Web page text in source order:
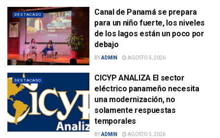
DESTACADO
Canal de Panamá se prepara
para un niño fuerte, los niveles
de los lagos están un poco por
debajo
BYADMIN AGOSTO 5, 2026
DESTACADO
CICYP ANALIZA El sector
eléctrico panameño necesita
una modernización, no
solamente respuestas
temporales
BYADMIN AGOSTO 5, 2026